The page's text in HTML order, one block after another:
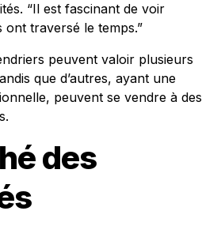
“Il est fascinant de voir
ont traversé le temps.”
peuvent valoir plusieurs
que d’autres, ayant une
peuvent se vendre à des
des